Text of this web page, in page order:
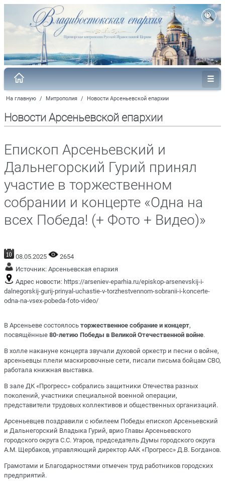
На главную / Митрополия / Новости Арсеньевской епархии
Новости Арсеньевской епархии
Епископ Арсеньевский и
Дальнегорский Гурий принял
участие в торжественном
собрании и концерте «Одна на
всех Победа! (+ Фото + Видео)»
08.05.2025
2654
Источник: Арсеньевская епархия
Адрес новости: https://arseniev-eparhia.ru/episkop-arsenevskij-i-
dalnegorskij-gurij-prinyal-uchastie-v-torzhestvennom-sobranii-i-koncerte-
odna-na-vsex-pobeda-foto-video/
В Арсеньеве состоялось торжественное собрание и концерт,
посвящённые 80-летию Победы в Великой Отечественной войне.
В холле накануне концерта звучали духовой оркестр и песни о войне,
арсеньевцы плели маскировочные сети, писали письма бойцам СВО,
работала книжная выставка.
В зале ДК «Прогресс» собрались защитники Отечества разных
поколений, участники специальной военной операции,
представители трудовых коллективов и общественных организаций.
Арсеньевцев поздравили с юбилеем Победы епископ Арсеньевский
и Дальнегорский Владыка Гурий, врио Главы Арсеньевского
городского округа С.С. Угаров, председатель Думы городского округа
А.М. Щербаков, управляющий директор ААК «Прогресс» Д.В. Богданов.
Грамотами и Благодарностями отмечен труд работников городских
предприятий.